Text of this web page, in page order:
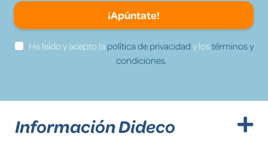
¡Apúntate!
He leído y acepto la política de privacidad y lostérminos y
condiciones.
Información Dideco